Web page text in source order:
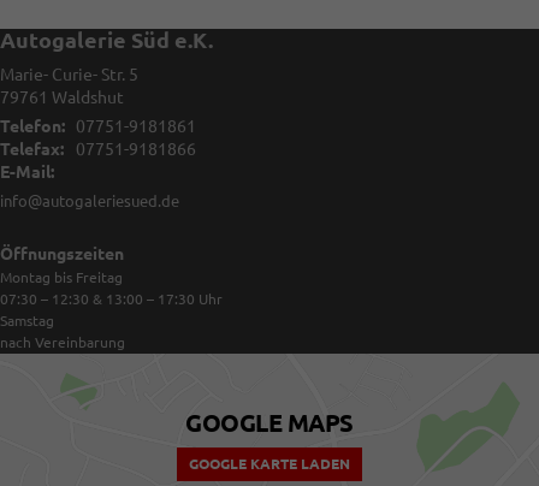
Autogalerie Süd e.K.
Marie- Curie- Str. 5
79761 Waldshut
Telefon:
07751-9181861
Telefax:
07751-9181866
E-Mail:
info@autogaleriesued.de
Öffnungszeiten
Montag bis Freitag
07:30 – 12:30 & 13:00 – 17:30 Uhr
Samstag
nach Vereinbarung
GOOGLE MAPS
GOOGLE KARTE LADEN